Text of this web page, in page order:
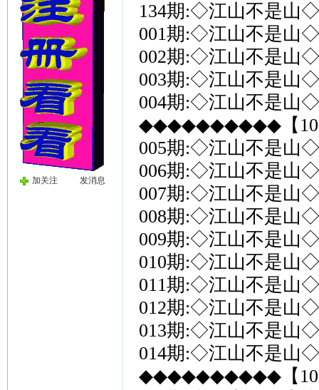
加关注 发消息
134期:◇江山不是山
001期:◇江山不是山
002期:◇江山不是山
003期:◇江山不是山
004期:◇江山不是山
◆◆◆◆◆◆◆◆◆◆【
005期:◇江山不是山
006期:◇江山不是山
007期:◇江山不是山
008期:◇江山不是山
009期:◇江山不是山
010期:◇江山不是山
011期:◇江山不是山
012期:◇江山不是山
013期:◇江山不是山
014期:◇江山不是山
◆◆◆◆◆◆◆◆◆◆【